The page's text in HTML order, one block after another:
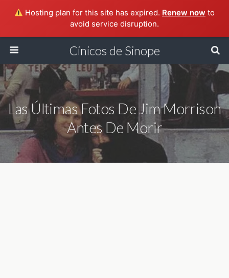
Hosting plan for this site has expired. Renew now to
avoid service disruption.
Cínicos de Sinope
Las Últimas Fotos De Jim Morrison
Antes De Morir